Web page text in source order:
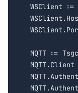
WSClient :=
MQTT :=
MQTT.Client